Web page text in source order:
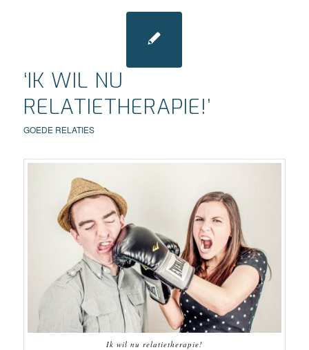
‘IK WIL NU
RELATIETHERAPIE!’
GOEDE RELATIES
Ik wil nu relatietherapie!